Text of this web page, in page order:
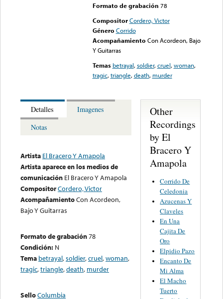
Formato de grabación 78
Compositor Cordero, Victor
Género Corrido
Acompañamiento Con Acordeon, Bajo
Y Guitarras
Temas betrayal,soldier,cruel,woman,
tragic,triangle,death, murder
Detalles
Imagenes
Notas
Artista El Bracero Y Amapola
Artista aparece en los medios de
comunicación El Bracero Y Amapola
CompositorCordero, Victor
AcompañamientoCon Acordeon,
Bajo Y Guitarras
Formato de grabación78
Condición: N
Tema betrayal,soldier,cruel,woman,
tragic,triangle,death, murder
SelloColumbia
Other
Recordings
by El
Bracero Y
Amapola
Corrido De
Celedonia
Azucenas Y
Claveles
En Una
Cajita De
Oro
Elpidio Pazo
Encanto De
Mi Alma
El Macho
Tuerto